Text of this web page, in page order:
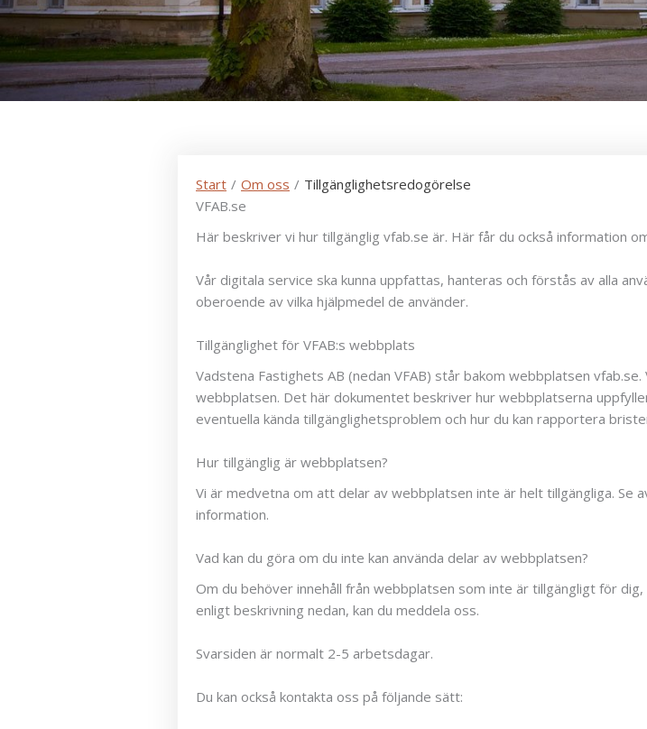
Start / Om oss / Tillgänglighetsredogörelse
VFAB.se
Här beskriver vi hur tillgänglig vfab.se är. Här får du också information
Vår digitala service ska kunna uppfattas, hanteras och förstås av alla
oberoende av vilka hjälpmedel de använder.
Tillgänglighet för VFAB:s webbplats
Vadstena Fastighets AB (nedan VFAB) står bakom webbplatsen
webbplatsen. Det här dokumentet beskriver hur webbplatserna
eventuella kända tillgänglighetsproblem och hur du kan rapportera
Hur tillgänglig är webbplatsen?
Vi är medvetna om att delar av webbplatsen inte är helt tillgängliga. Se
information.
Vad kan du göra om du inte kan använda delar av webbplatsen?
Om du behöver innehåll från webbplatsen som inte är tillgängligt för
enligt beskrivning nedan, kan du meddela oss.
Svarsiden är normalt 2-5 arbetsdagar.
Du kan också kontakta oss på följande sätt: